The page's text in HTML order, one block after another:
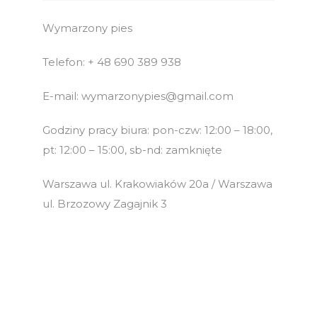
Wymarzony pies
Telefon: + 48 690 389 938
E-mail: wymarzonypies@gmail.com
Godziny pracy biura: pon-czw: 12:00 – 18:00,
pt: 12:00 – 15:00, sb-nd: zamknięte
Warszawa ul. Krakowiaków 20a / Warszawa
ul. Brzozowy Zagajnik 3